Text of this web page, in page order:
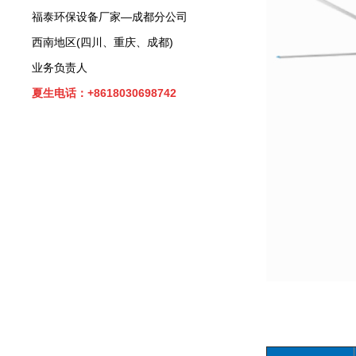
福泰环保设备厂家—成都分公司
西南地区(四川、重庆、成都)
业务负责人
夏生电话：+8618030698742